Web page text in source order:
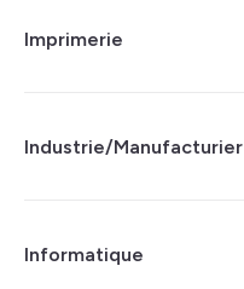
Imprimerie
Industrie/Manufacturier
Informatique